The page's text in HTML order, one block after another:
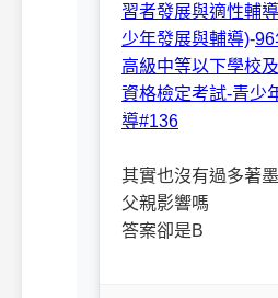
習者發展與適性輔
少年發展與輔導)-96
高級中等以下學校
資格檢定考試-青少
導#136
其實也沒有過多著
父親影響嗎
答案卻是B